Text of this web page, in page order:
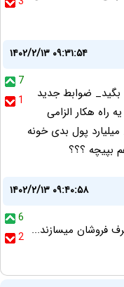
۱۴۰۲/۲/۱۳ ۰۹:۳۱:۵۴
7
1
بگید_ ضوابط جدید
راه هکار الزامی
پول بدی خونه
بپیچه ؟؟؟
۱۴۰۲/۲/۱۳ ۰۹:۴۰:۵۸
6
2 فروشان میسازند...